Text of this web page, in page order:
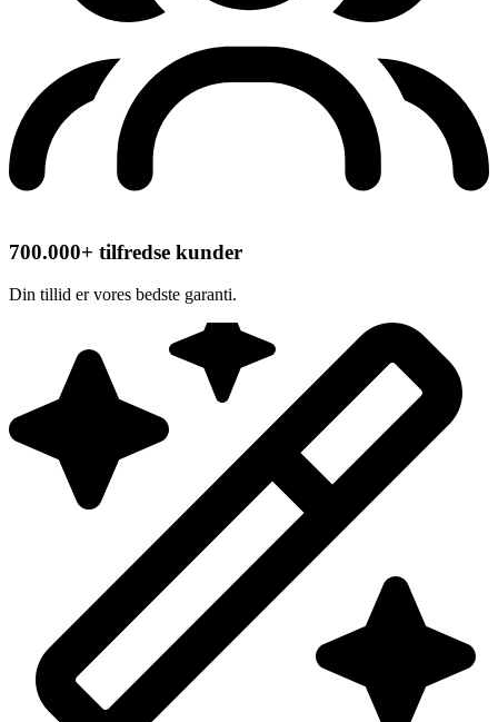
700.000+ tilfredse kunder
Din tillid er vores bedste garanti.